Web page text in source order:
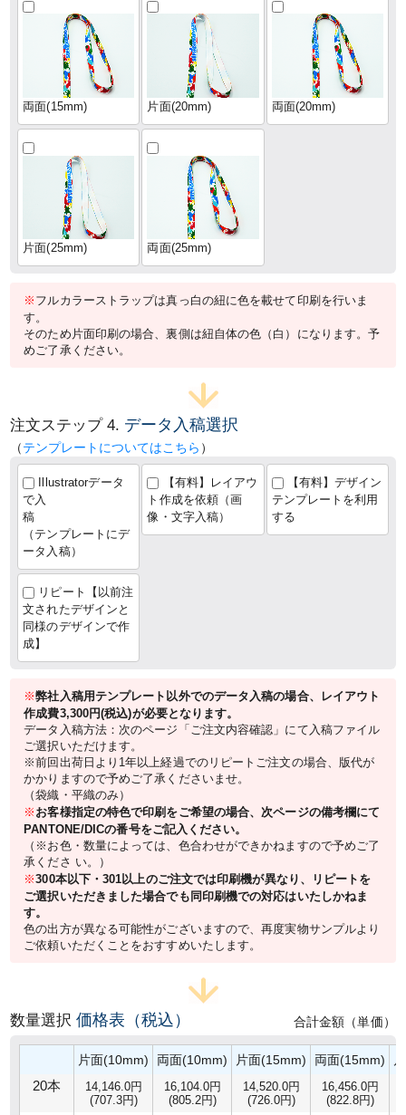
両面(15mm) 片面(20mm) 両面(20mm)
片面(25mm) 両面(25mm)
※ フルカラーストラップは真っ白の紐に色を載せて印刷を行いま
す。
そのため片面印刷の場合、裏側は紐自体の色（白）になります。予
めご了承ください。
注文ステップ 4. データ入稿選択
（テンプレートについてはこちら ）
Illustratorデータ
で入
稿
（テンプレートにデ
ータ入稿）
【有料】レイアウ
ト作成を依頼（画
像・文字入稿）
【有料】デザイン
テンプレートを利用
する
リピート【以前注
文されたデザインと
同様のデザインで作
成】
※弊社入稿用テンプレート以外でのデータ入稿の場合、レイアウト
作成費3,300円(税込)が必要となります。
データ入稿方法：次のページ「ご注文内容確認」にて入稿ファイル
ご選択いただけます。
※前回出荷日より1年以上経過でのリピートご注文の場合、版代が
かかりますので予めご了承くださいませ。
（袋織・平織のみ）
※ お客様指定の特色で印刷をご希望の場合、次ページの備考欄にて
PANTONE/DICの番号をご記入ください。
（※お色・数量によっては、色合わせができかねますので予めご了
承くださ い。）
※300本以下・301以上のご注文では印刷機が異なり、リピートを
ご選択いただきました場合でも同印刷機での対応はいたしかねま
す。
色の出方が異なる可能性がございますので、再度実物サンプルより
ご依頼いただくことをおすすめいたします。
数量選択価格表（税込） 合計金額（単価）
片面(10mm) 両面(10mm) 片面(15mm) 両面(15mm)
20本
14,146.0円
(707.3円)
16,104.0円
(805.2円)
14,520.0円
(726.0円)
16,456.0円
(822.8円)